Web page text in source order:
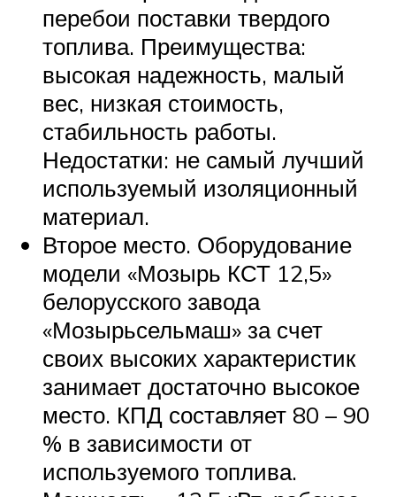
перебои поставки твердого
топлива. Преимущества:
высокая надежность, малый
вес, низкая стоимость,
стабильность работы.
Недостатки: не самый лучший
используемый изоляционный
материал.
Второе место. Оборудование
модели «Мозырь КСТ 12,5»
белорусского завода
«Мозырьсельмаш» за счет
своих высоких характеристик
занимает достаточно высокое
место. КПД составляет 80 – 90
% в зависимости от
используемого топлива.